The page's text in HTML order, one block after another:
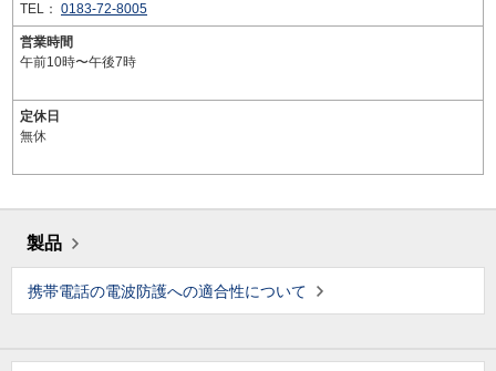
TEL： 0183-72-8005
営業時間
午前10時〜午後7時
定休日
無休
製品
携帯電話の電波防護への適合性について